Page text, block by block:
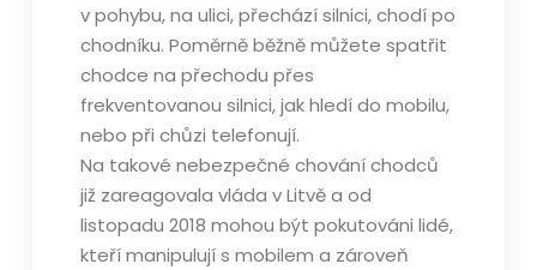
v pohybu, na ulici, přechází silnici, chodí po
chodníku. Poměrně běžně můžete spatřit
chodce na přechodu přes
frekventovanou silnici, jak hledí do mobilu,
nebo při chůzi telefonují.
Na takové nebezpečné chování chodců
již zareagovala vláda v Litvě a od
listopadu 2018 mohou být pokutováni lidé,
kteří manipulují s mobilem a zároveň